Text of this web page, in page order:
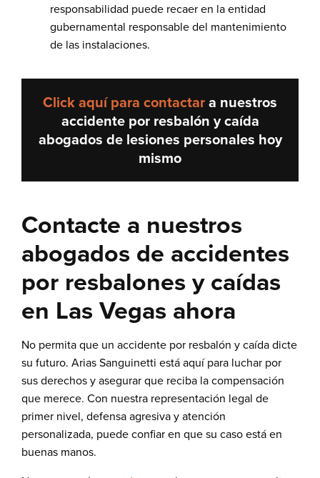
responsabilidad puede recaer en la entidad
gubernamental responsable del mantenimiento
de las instalaciones.
Click aquí para contactara nuestros
accidente por resbalón y caída
abogados de lesiones personales hoy
mismo
Contacte a nuestros
abogados de accidentes
por resbalones y caídas
en Las Vegas ahora
No permita que un accidente por resbalón y caída dicte
su futuro. Arias Sanguinetti está aquí para luchar por
sus derechos y asegurar que reciba la compensación
que merece. Con nuestra representación legal de
primer nivel, defensa agresiva y atención
personalizada, puede confiar en que su caso está en
buenas manos.